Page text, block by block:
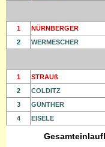
1
NÜRNBERGER
2
WERMESCHER
1
STRAUß
2
COLDITZ
3
GÜNTHER
4
EISELE